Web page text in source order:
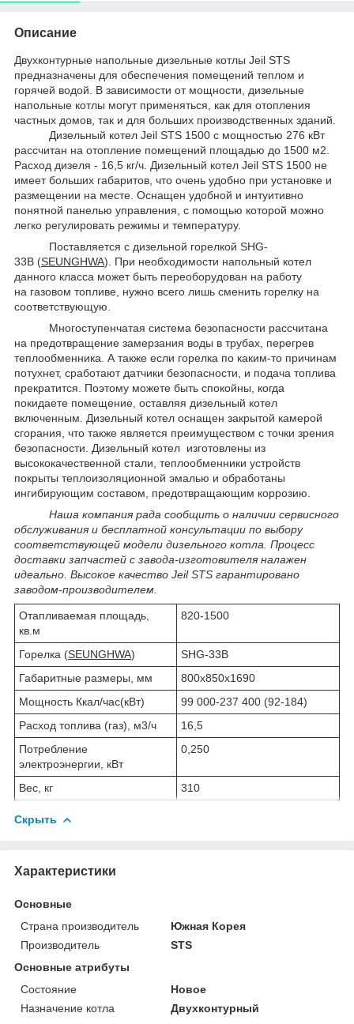
Описание
Двухконтурные напольные дизельные котлы Jeil STS
предназначены для обеспечения помещений теплом и
горячей водой. В зависимости от мощности, дизельные
напольные котлы могут применяться, как для отопления
частных домов, так и для больших производственных зданий.
Дизельный котел Jeil STS 1500 с мощностью 276 кВт
рассчитан на отопление помещений площадью до 1500 м2.
Расход дизеля - 16,5 кг/ч. Дизельный котел Jeil STS 1500 не
имеет больших габаритов, что очень удобно при установке и
размещении на месте. Оснащен удобной и интуитивно
понятной панелью управления, с помощью которой можно
легко регулировать режимы и температуру.
Поставляется с дизельной горелкой SHG-
33В (SEUNGHWA). При необходимости напольный котел
данного класса может быть переоборудован на работу
на газовом топливе, нужно всего лишь сменить горелку на
соответствующую.
Многоступенчатая система безопасности рассчитана
на предотвращение замерзания воды в трубах, перегрев
теплообменника. А также если горелка по каким-то причинам
потухнет, сработают датчики безопасности, и подача топлива
прекратится. Поэтому можете быть спокойны, когда
покидаете помещение, оставляя дизельный котел
включенным. Дизельный котел оснащен закрытой камерой
сгорания, что также является преимуществом с точки зрения
безопасности. Дизельный котел изготовлены из
высококачественной стали, теплообменники устройств
покрыты теплоизоляционной эмалью и обработаны
ингибирующим составом, предотвращающим коррозию.
Наша компания рада сообщить о наличии сервисного
обслуживания и бесплатной консультации по выбору
соответствующей модели дизельного котла. Процесс
доставки запчастей с завода-изготовителя налажен
идеально. Высокое качество Jeil STS гарантировано
заводом-производителем.
Отапливаемая площадь,
кв.м
820-1500
Горелка (SEUNGHWA)
SHG-33В
Габаритные размеры, мм
800х850х1690
Мощность Ккал/час(кВт)
99 000-237 400 (92-184)
Расход топлива (газ), м3/ч
16,5
Потребление
электроэнергии, кВт
0,250
Вес, кг 310
Скрыть
Характеристики
Основные
Страна производитель
Южная Корея
Производитель
STS
Основные атрибуты
Состояние
Новое
Назначение котла
Двухконтурный